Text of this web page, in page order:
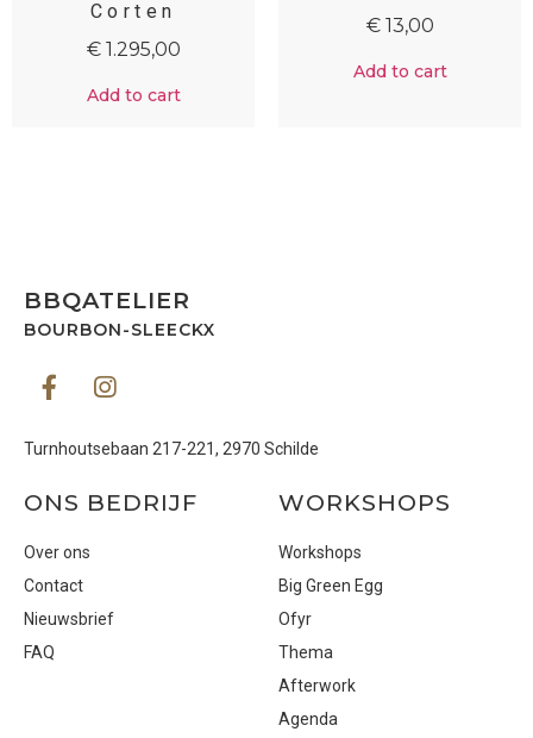
Corten
€1.295,00
Add to cart
€13,00
Add to cart
BBQATELIER
BOURBON-SLEECKX
Turnhoutsebaan 217-221, 2970 Schilde
ONS BEDRIJF
Over ons
Contact
Nieuwsbrief
FAQ
WORKSHOPS
Workshops
Big Green Egg
Ofyr
Thema
Afterwork
Agenda